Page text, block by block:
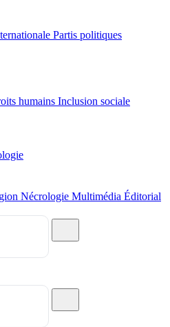
Partis politiques
humains Inclusion sociale
Nécrologie Multimédia Éditorial